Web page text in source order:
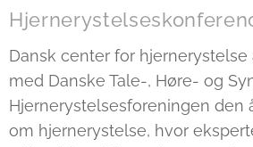
Dansk center for
med Danske Tale-, Høre- og
Hjernerystelsesforeningen den
om hjernerystelse, hvor